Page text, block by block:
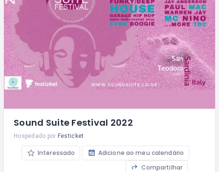
Sound Suite Festival 2022
Hospedado por Festicket
Interessado
Adicione ao meu calendário
Compartilhar